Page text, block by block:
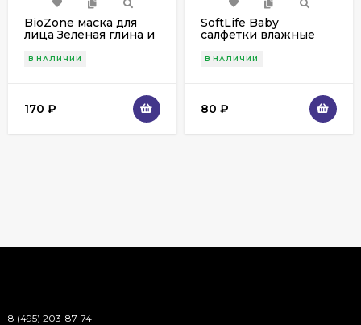
BioZone маска для
лица Зеленая глина и
mlемонграсса, 75 ml
В НАЛИЧИИ
170 ₽
SoftLife Baby
салфетки влажные
В НАЛИЧИИ
80 ₽
8 (495) 203-87-74